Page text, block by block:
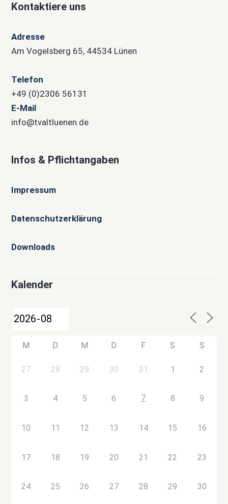
Kontaktiere uns
Adresse
Am Vogelsberg 65, 44534 Lünen
Telefon
+49 (0)2306 56131
E-Mail
info@tvaltluenen.de
Infos & Pflichtangaben
Impressum
Datenschutzerklärung
Downloads
Kalender
M D M D F S S
27 28 29 30 31 1 2
3 4 5 6 7 8 9
10 11 12 13 14 15 16
17 18 19 20 21 22 23
24 25 26 27 28 29 30